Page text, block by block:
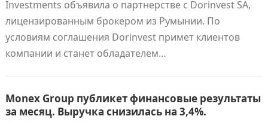
Investments объявила о партнерстве с Dorinvest SA,
лицензированным брокером из Румынии. По
условиям соглашения Dorinvest примет клиентов
компании и станет обладателем…
Monex Group публикет финансовые результаты
за месяц. Выручка снизилась на 3,4%.